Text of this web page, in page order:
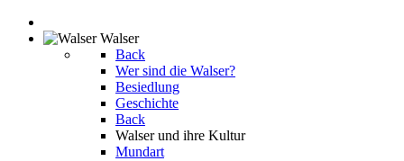
Walser
Back
Wer sind die Walser?
Besiedlung
Geschichte
Back
Walser und ihre Kultur
Mundart